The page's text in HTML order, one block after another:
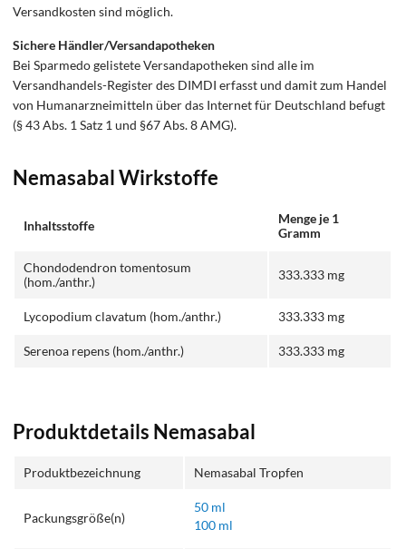
Versandkosten sind möglich.
Sichere Händler/Versandapotheken
Bei Sparmedo gelistete Versandapotheken sind alle im
Versandhandels-Register des DIMDI erfasst und damit zum Handel
von Humanarzneimitteln über das Internet für Deutschland befugt
(§ 43 Abs. 1 Satz 1 und §67 Abs. 8 AMG).
Nemasabal Wirkstoffe
Inhaltsstoffe
Menge je 1
Gramm
Chondodendron tomentosum
(hom./anthr.)
333.333 mg
Lycopodium clavatum (hom./anthr.) 333.333 mg
Serenoa repens (hom./anthr.) 333.333 mg
Produktdetails Nemasabal
Produktbezeichnung Nemasabal Tropfen
Packungsgröße(n)
50 ml
100 ml